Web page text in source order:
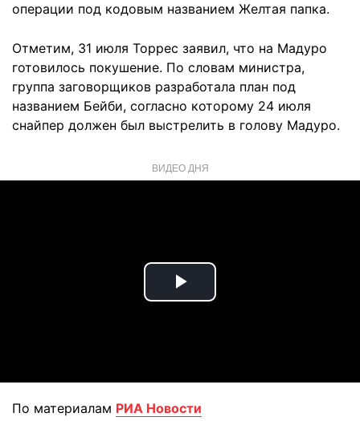
операции под кодовым названием Желтая папка.
Отметим, 31 июля Торрес заявил, что на Мадуро
готовилось покушение. По словам министра,
группа заговорщиков разработала план под
названием Бейби, согласно которому 24 июля
снайпер должен был выстрелить в голову Мадуро.
ВИДЕО ДНЯ
Play
По материалам РИА Новости